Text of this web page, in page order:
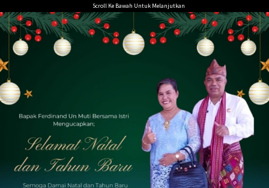
ke
konten
Scroll Ke Bawah Untuk Melanjutkan